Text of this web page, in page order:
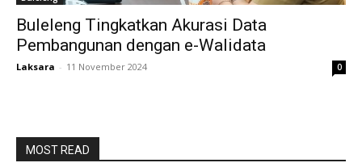
Buleleng Tingkatkan Akurasi Data
Pembangunan dengan e-Walidata
Laksara - 11 November 2024 0
MOST READ